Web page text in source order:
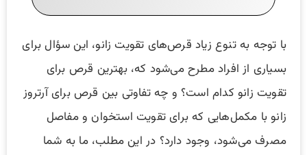
با توجه به تنوع زیاد قرص‌های تقویت زانو، این سؤال برای
بسیاری از افراد مطرح می‌شود که، بهترین قرص برای
تقویت زانو کدام است؟ و چه تفاوتی بین قرص برای آرتروز
زانو با مکمل‌هایی که برای تقویت استخوان و مفاصل
مصرف می‌شود، وجود دارد؟ در این مطلب، ما به شما